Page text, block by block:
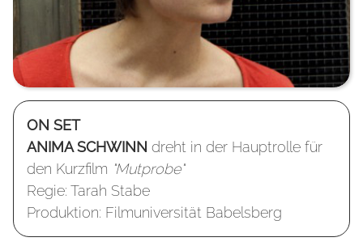
ON SET
ANIMA SCHWINN dreht in der Hauptrolle für
den Kurzfilm "Mutprobe"
Regie: Tarah Stabe
Produktion: Filmuniversität Babelsberg